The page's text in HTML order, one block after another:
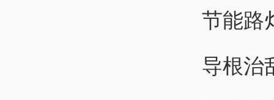
节能路
导根治